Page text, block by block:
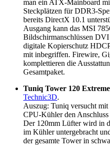
man ein ATX-Mainboard
Steckplätzen für DDR3-
bereits DirectX 10.1
Ausgang kann das MSI
Bildschirmanschlüssen
digitale Kopierschutz
mit inbegriffen. Firewire,
komplettieren die
Gesamtpaket.
Tuniq Tower 120 Extreme
Technic3D.
Auszug: Tuniq versucht
CPU-Kühler den
Der 120mm Lüfter wird in
im Kühler untergebracht
der gesamte Tower in